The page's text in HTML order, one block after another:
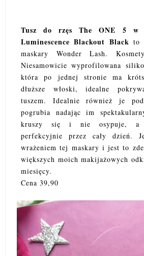
Tusz do rzęs The ONE 5 w
Luminescence Blackout Blackto
maskary Wonder Lash.
Niesamowicie wyprofilowana
która po jednej stronie ma
dłuższe włoski, idealne
tuszem. Idealnie również je
pogrubia nadając im
kruszy się i nie osypuje, a
perfekcyjnie przez cały dzień.
wrażeniem tej maskary i jest to
większych moich makijażowych
miesięcy.
Cena 39,90